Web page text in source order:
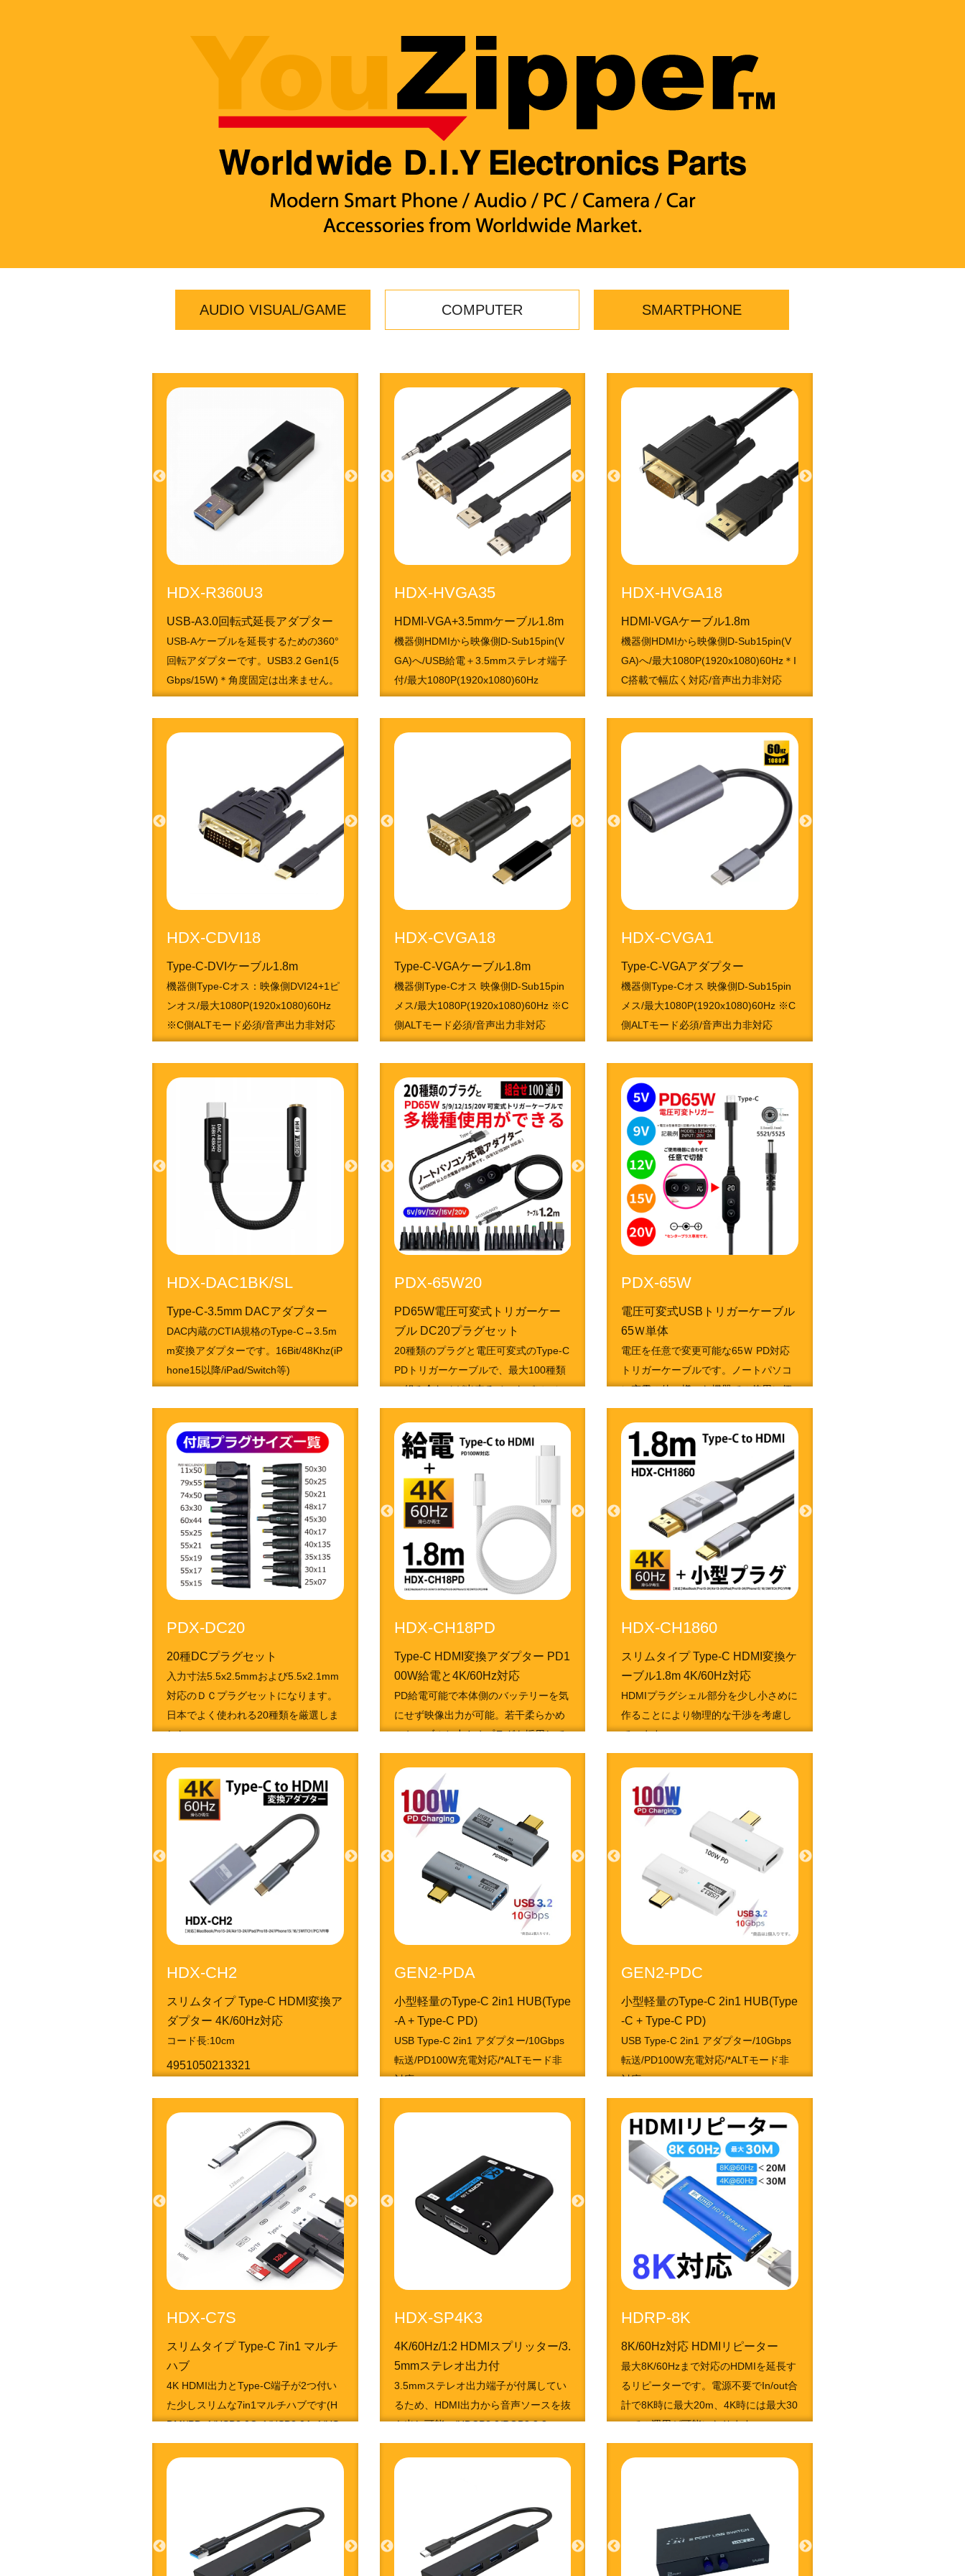
AUDIO VISUAL/GAME COMPUTER SMARTPHONE
HDX-R360U3
USB-A3.0回転式延長アダプター
USB-Aケーブルを延長するための360°
回転アダプターです。USB3.2 Gen1(5
Gbps/15W)＊角度固定は出来ません。
HDX-HVGA35
HDMI-VGA+3.5mmケーブル1.8m
機器側HDMIから映像側D-Sub15pin(V
GA)へ/USB給電＋3.5mmステレオ端子
付/最大1080P(1920x1080)60Hz
HDX-HVGA18
HDMI-VGAケーブル1.8m
機器側HDMIから映像側D-Sub15pin(V
GA)へ/最大1080P(1920x1080)60Hz＊I
C搭載で幅広く対応/音声出力非対応
HDX-CDVI18
Type-C-DVIケーブル1.8m
機器側Type-Cオス：映像側DVI24+1ピ
ンオス/最大1080P(1920x1080)60Hz
※C側ALTモード必須/音声出力非対応
HDX-CVGA18
Type-C-VGAケーブル1.8m
機器側Type-Cオス 映像側D-Sub15pin
メス/最大1080P(1920x1080)60Hz ※C
側ALTモード必須/音声出力非対応
HDX-CVGA1
Type-C-VGAアダプター
機器側Type-Cオス 映像側D-Sub15pin
メス/最大1080P(1920x1080)60Hz ※C
側ALTモード必須/音声出力非対応
HDX-DAC1BK/SL
Type-C-3.5mm DACアダプター
DAC内蔵のCTIA規格のType-C→3.5m
m変換アダプターです。16Bit/48Khz(iP
hone15以降/iPad/Switch等)
PDX-65W20
PD65W電圧可変式トリガーケー
ブル DC20プラグセット
20種類のプラグと電圧可変式のType-C
PDトリガーケーブルで、最大100種類
の組み合わせが出来るノートパソコン
充電変換アダプターセット。
4951050213611
PDX-65W
電圧可変式USBトリガーケーブル
65Ｗ単体
電圧を任意で変更可能な65Ｗ PD対応
トリガーケーブルです。ノートパソコ
ン充電の他、様々な機器での使用に便
利です。
4951050213635
PDX-DC20
20種DCプラグセット
入力寸法5.5x2.5mmおよび5.5x2.1mm
対応のＤＣプラグセットになります。
日本でよく使われる20種類を厳選しま
した。
HDX-CH18PD
Type-C HDMI変換アダプター PD1
00W給電と4K/60Hz対応
PD給電可能で本体側のバッテリーを気
にせず映像出力が可能。若干柔らかめ
のケーブルと小さめプラグを採用して
います。
4951050213314
HDX-CH1860
スリムタイプ Type-C HDMI変換ケ
ーブル1.8m 4K/60Hz対応
HDMIプラグシェル部分を少し小さめに
作ることにより物理的な干渉を考慮し
ています。
HDX-CH2
スリムタイプ Type-C HDMI変換ア
ダプター 4K/60Hz対応
コード長:10cm
4951050213321
GEN2-PDA
小型軽量のType-C 2in1 HUB(Type
-A + Type-C PD)
USB Type-C 2in1 アダプター/10Gbps
転送/PD100W充電対応/*ALTモード非
対応
GEN2-PDC
小型軽量のType-C 2in1 HUB(Type
-C + Type-C PD)
USB Type-C 2in1 アダプター/10Gbps
転送/PD100W充電対応/*ALTモード非
対応
HDX-C7S
スリムタイプ Type-C 7in1 マルチ
ハブ
4K HDMI出力とType-C端子が2つ付い
た少しスリムな7in1マルチハブです(H
DMI/PDx1/USB2.0Cx1/USB3.0Ax1/US
B2.0Ax1/SD/MicroSD)
4951050213215
HDX-SP4K3
4K/60Hz/1:2 HDMIスプリッター/3.
5mmステレオ出力付
3.5mmステレオ出力端子が付属してい
るため、HDMI出力から音声ソースを抜
き出し可能。/HDCP2.2/RGB8:8:8
HDRP-8K
8K/60Hz対応 HDMIリピーター
最大8K/60Hzまで対応のHDMIを延長す
るリピーターです。電源不要でIn/out合
計で8K時に最大20m、4K時には最大30
ｍでの運用が可能になります。